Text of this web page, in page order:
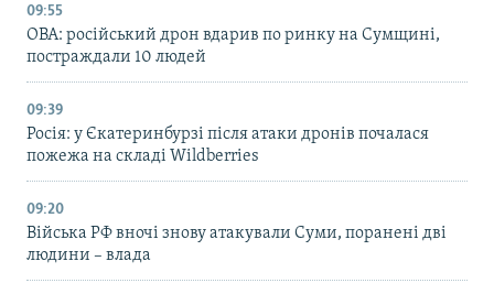
09:55
ОВА: російський дрон вдарив по ринку на Сумщині,
постраждали 10 людей
09:39
Росія: у Єкатеринбурзі після атаки дронів почалася
пожежа на складі Wildberries
09:20
Війська РФ вночі знову атакували Суми, поранені дві
людини – влада